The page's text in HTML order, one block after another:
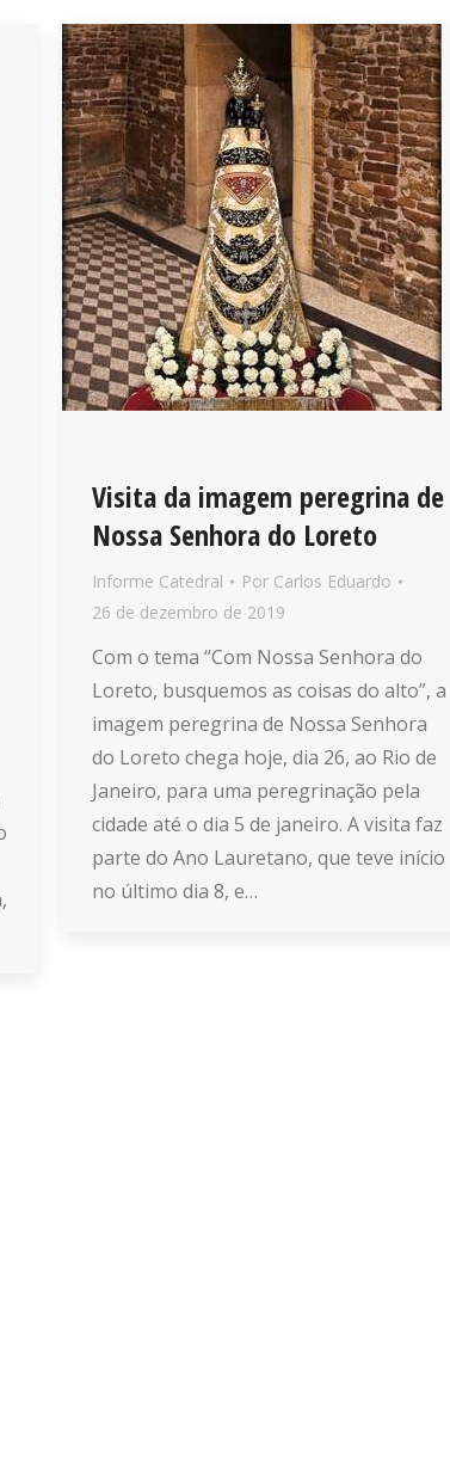
Visita da imagem peregrina de
Nossa Senhora do Loreto
Informe Catedral Por Carlos Eduardo
26 de dezembro de 2019
Com o tema “Com Nossa Senhora do
Loreto, busquemos as coisas do alto”, a
imagem peregrina de Nossa Senhora
do Loreto chega hoje, dia 26, ao Rio de
Janeiro, para uma peregrinação pela
cidade até o dia 5 de janeiro. A visita faz
parte do Ano Lauretano, que teve início
no último dia 8, e…